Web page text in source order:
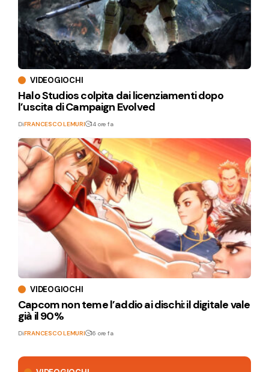
VIDEOGIOCHI
Halo Studios colpita dai licenziamenti dopo
l’uscita di Campaign Evolved
DiFRANCESCO LEMURI 14 ore fa
VIDEOGIOCHI
Capcom non teme l’addio ai dischi: il digitale vale
già il 90%
DiFRANCESCO LEMURI 16 ore fa